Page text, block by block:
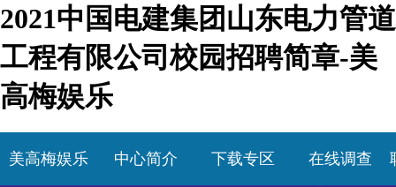
2021中国电建集团山东电力管道
工程有限公司校园招聘简章-美
高梅娱乐
美高梅娱乐 中心简介 下载专区 在线调查